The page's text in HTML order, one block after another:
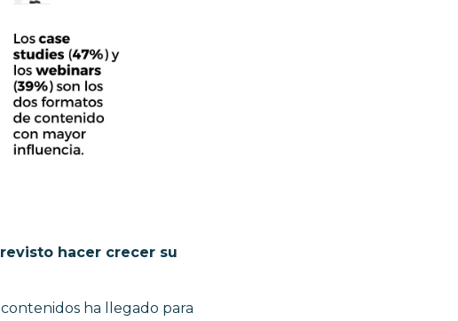
hacer crecer su
ha llegado para